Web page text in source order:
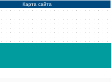
Карта сайта